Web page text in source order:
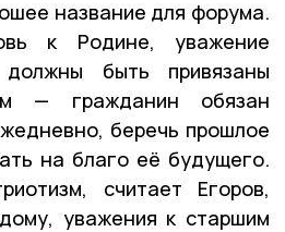
название для форума.
к Родине, уважение
быть привязаны
— гражданин обязан
беречь прошлое
на благо её будущего.
считает Егоров,
уважения к старшим